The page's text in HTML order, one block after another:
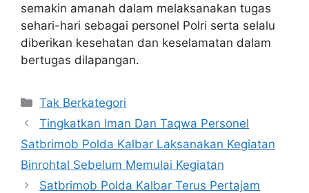
semakin amanah dalam melaksanakan tugas
sehari-hari sebagai personel Polri serta selalu
diberikan kesehatan dan keselamatan dalam
bertugas dilapangan.
Kategori
Tak Berkategori
Tingkatkan Iman Dan Taqwa Personel
Satbrimob Polda Kalbar Laksanakan Kegiatan
Binrohtal Sebelum Memulai Kegiatan
Satbrimob Polda Kalbar Terus Pertajam